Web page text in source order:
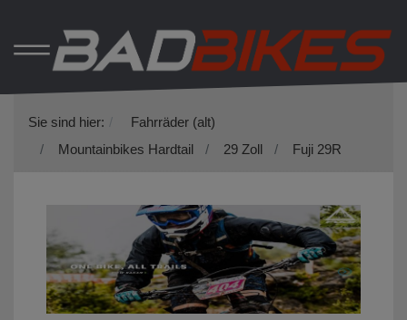
Sie sind hier:
Fahrräder (alt)
Mountainbikes Hardtail
29 Zoll Fuji 29R